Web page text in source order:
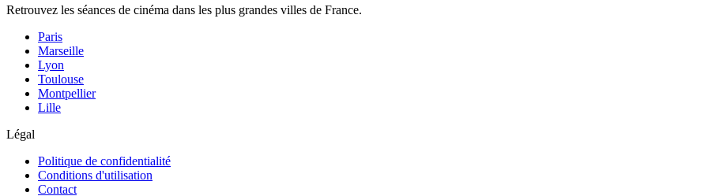
Retrouvez les séances de cinéma dans les plus grandes villes de France.
Paris
Marseille
Lyon
Toulouse
Montpellier
Lille
Légal
Politique de confidentialité
Conditions d'utilisation
Contact